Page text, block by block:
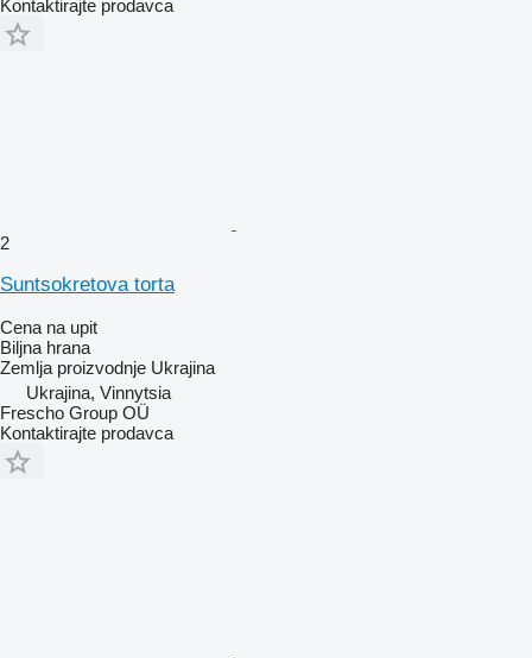
Kontaktirajte prodavca
2
Suntsokretova torta
Cena na upit
Biljna hrana
Zemlja proizvodnje Ukrajina
Ukrajina, Vinnytsia
Frescho Group OÜ
Kontaktirajte prodavca